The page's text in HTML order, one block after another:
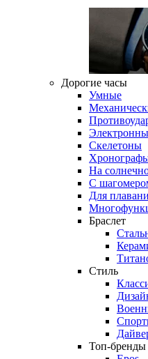
Дорогие часы
Умные
Скелетоны
На
С
Для
Браслет
Стиль
Топ-бренды